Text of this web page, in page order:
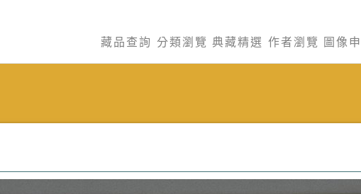
藏品查詢 分類瀏覽 典藏精選 作者瀏覽 圖像